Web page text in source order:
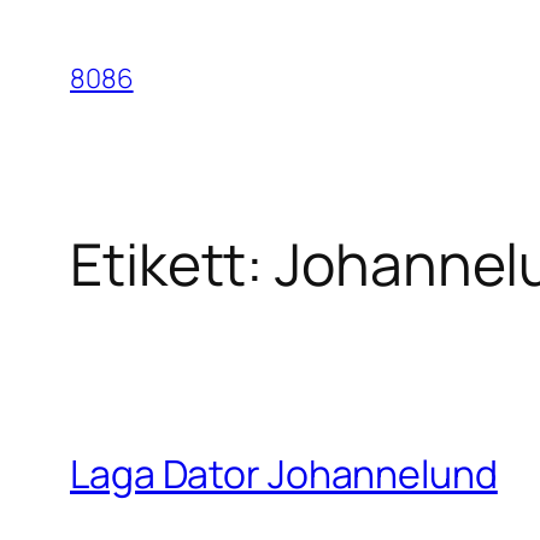
innehåll
8086
Etikett:
Laga Dator Johannelund